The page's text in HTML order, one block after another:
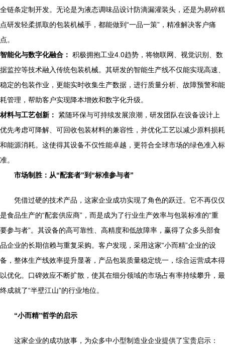
全链条定制开发。无论是为液态调味品设计防滴漏灌装头，还是为易碎糕
点研发轻柔抓取的包装机械手，都能做到“一品一策”，精准解决客户痛
点。
智能化与数字化融合： 积极拥抱工业4.0趋势，将物联网、视觉识别、数
据监控等技术融入传统包装机械。其研发的智能生产线不仅能实现高速、
稳定的包装作业，更能实时收集生产数据，进行质量分析、故障预警和能
耗管理，帮助客户实现降本增效和数字化升级。
材料与工艺创新：
紧随环保与可持续发展浪潮，研发团队在设备设计上
优先考虑可降解、可回收包装材料的兼容性，并优化工艺以减少原料损耗
和能源消耗。这使得其设备不仅性能卓越，更符合全球市场的绿色准入标
准。
市场制胜：从“配套者”到“标准参与者”
凭借过硬的技术产品，这家企业成功实现了角色的跃迁。它不再仅仅
是食品生产的“配套供应商”，而是成为了行业生产效率与包装标准的“重
要参与者”。其设备的高可靠性、高精度和低故障率，赢得了众多头部食
品企业的长期信赖与重复采购。客户发现，采用这家“小而精”企业的设
备，整体生产线效率提升显著，产品包装质量稳定统一，综合运营成本得
以优化。口碑效应不断扩散，使其在细分领域的市场占有率持续攀升，最
终成就了“半壁江山”的行业地位。
“小而精”哲学的启示
这家企业的成功故事，为众多中小型制造业企业提供了宝贵启示：